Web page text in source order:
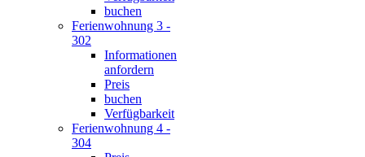
buchen
Ferienwohnung 3 -
302
Informationen
anfordern
Preis
buchen
Verfügbarkeit
Ferienwohnung 4 -
304